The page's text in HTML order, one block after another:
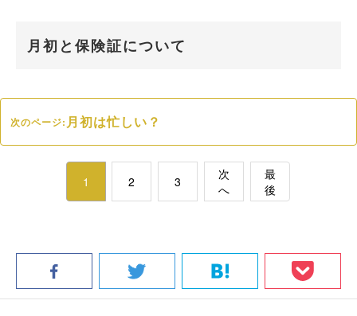
月初と保険証について
次のページ: 月初は忙しい？
1 2 3
次
へ
最
後